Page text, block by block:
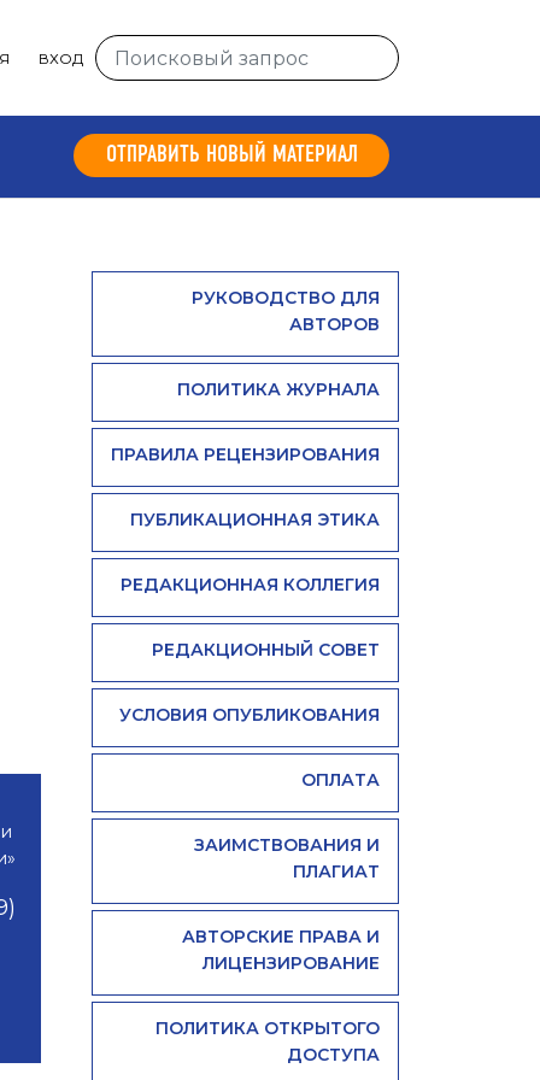
ВХОД
ОТПРАВИТЬ НОВЫЙ МАТЕРИАЛ
РУКОВОДСТВО ДЛЯ
АВТОРОВ
ПОЛИТИКА ЖУРНАЛА
ПРАВИЛА РЕЦЕНЗИРОВАНИЯ
ПУБЛИКАЦИОННАЯ ЭТИКА
РЕДАКЦИОННАЯ КОЛЛЕГИЯ
РЕДАКЦИОННЫЙ СОВЕТ
УСЛОВИЯ ОПУБЛИКОВАНИЯ
ОПЛАТА
ЗАИМСТВОВАНИЯ И
ПЛАГИАТ
АВТОРСКИЕ ПРАВА И
ЛИЦЕНЗИРОВАНИЕ
ПОЛИТИКА ОТКРЫТОГО
ДОСТУПА